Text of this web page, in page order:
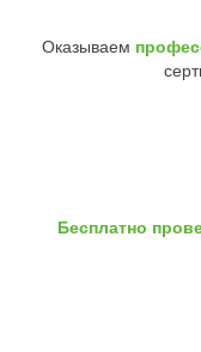
Оказываем
Бесплатно